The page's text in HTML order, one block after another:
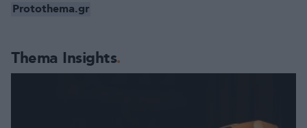
Thema Insights
Protothema.gr